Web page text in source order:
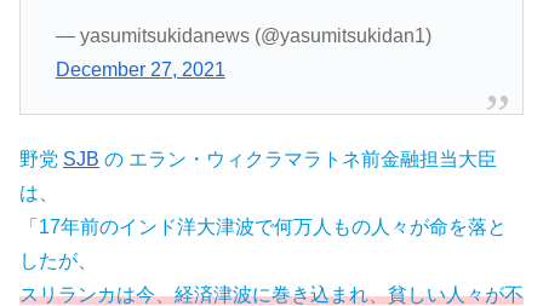
— yasumitsukidanews (@yasumitsukidan1)
December 27, 2021
野党 SJB の エラン・ウィクラマラトネ前金融担当大臣
は、
「17年前のインド洋大津波で何万人もの人々が命を落と
したが、
スリランカは今、経済津波に巻き込まれ、貧しい人々が不